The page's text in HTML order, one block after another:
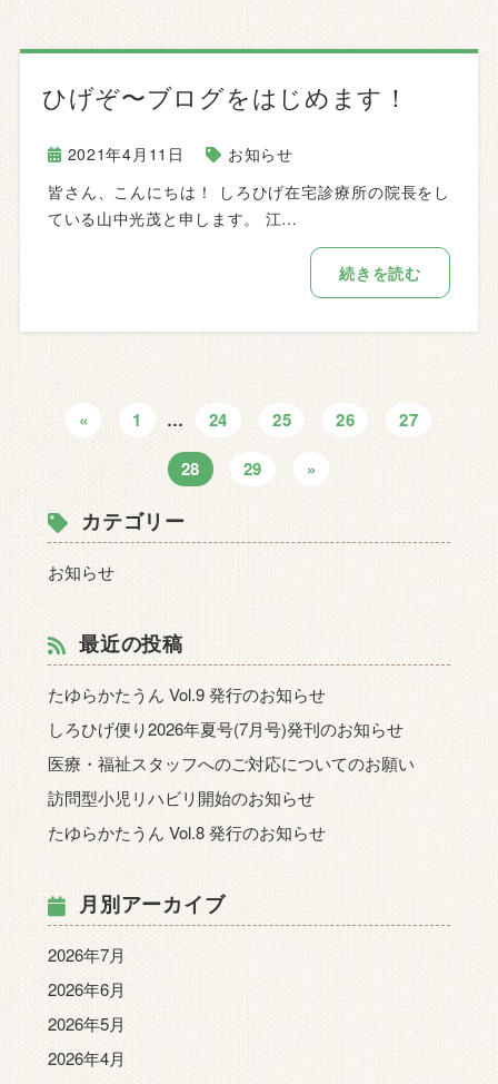
ひげぞ〜ブログをはじめます！
2021年4月11日
お知らせ
皆さん、こんにちは！ しろひげ在宅診療所の院長をし
ている山中光茂と申します。 江…
続きを読む
« 1 … 24 25 26
27
28
29 »
カテゴリー
お知らせ
最近の投稿
たゆらかたうん Vol.9 発行のお知らせ
しろひげ便り2026年夏号(7月号)発刊のお知らせ
医療・福祉スタッフへのご対応についてのお願い
訪問型小児リハビリ開始のお知らせ
たゆらかたうん Vol.8 発行のお知らせ
月別アーカイブ
2026年7月
2026年6月
2026年5月
2026年4月